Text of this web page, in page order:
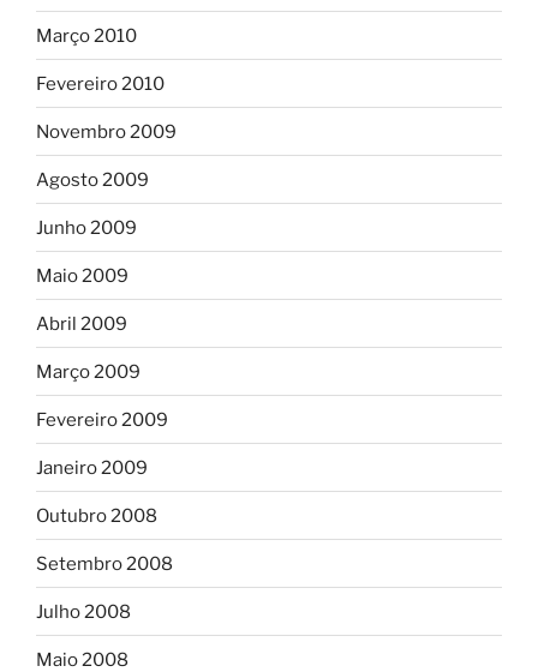
Março 2010
Fevereiro 2010
Novembro 2009
Agosto 2009
Junho 2009
Maio 2009
Abril 2009
Março 2009
Fevereiro 2009
Janeiro 2009
Outubro 2008
Setembro 2008
Julho 2008
Maio 2008